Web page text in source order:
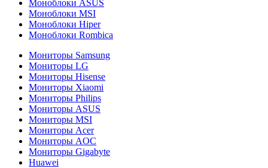
Моноблоки ASUS
Моноблоки MSI
Моноблоки Hiper
Моноблоки Rombica
Мониторы Samsung
Мониторы LG
Мониторы Hisense
Мониторы Xiaomi
Мониторы Philips
Мониторы ASUS
Мониторы MSI
Мониторы Acer
Мониторы AOC
Мониторы Gigabyte
Huawei